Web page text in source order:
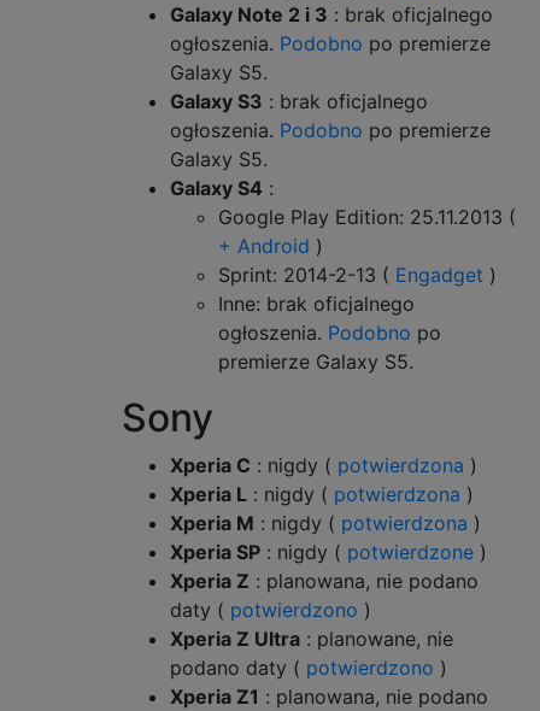
Galaxy Note 2 i 3 : brak oficjalnego
ogłoszenia. Podobno po premierze
Galaxy S5.
Galaxy S3 : brak oficjalnego
ogłoszenia. Podobno po premierze
Galaxy S5.
Galaxy S4 :
Google Play Edition: 25.11.2013 (
+ Android )
Sprint: 2014-2-13 ( Engadget )
Inne: brak oficjalnego
ogłoszenia. Podobno po
premierze Galaxy S5.
Sony
Xperia C : nigdy ( potwierdzona )
Xperia L : nigdy ( potwierdzona )
Xperia M : nigdy ( potwierdzona )
Xperia SP : nigdy ( potwierdzone )
Xperia Z : planowana, nie podano
daty ( potwierdzono )
Xperia Z Ultra : planowane, nie
podano daty ( potwierdzono )
Xperia Z1 : planowana, nie podano